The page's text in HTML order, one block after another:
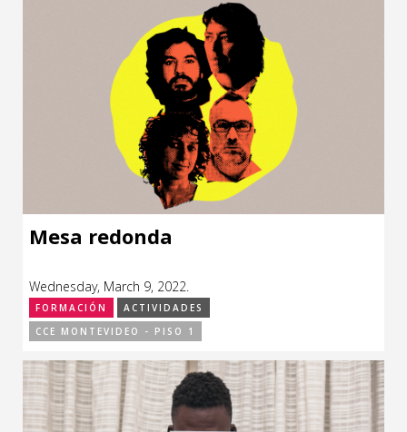
Mesa redonda
Wednesday, March 9, 2022.
FORMACIÓN
ACTIVIDADES
CCE MONTEVIDEO - PISO 1